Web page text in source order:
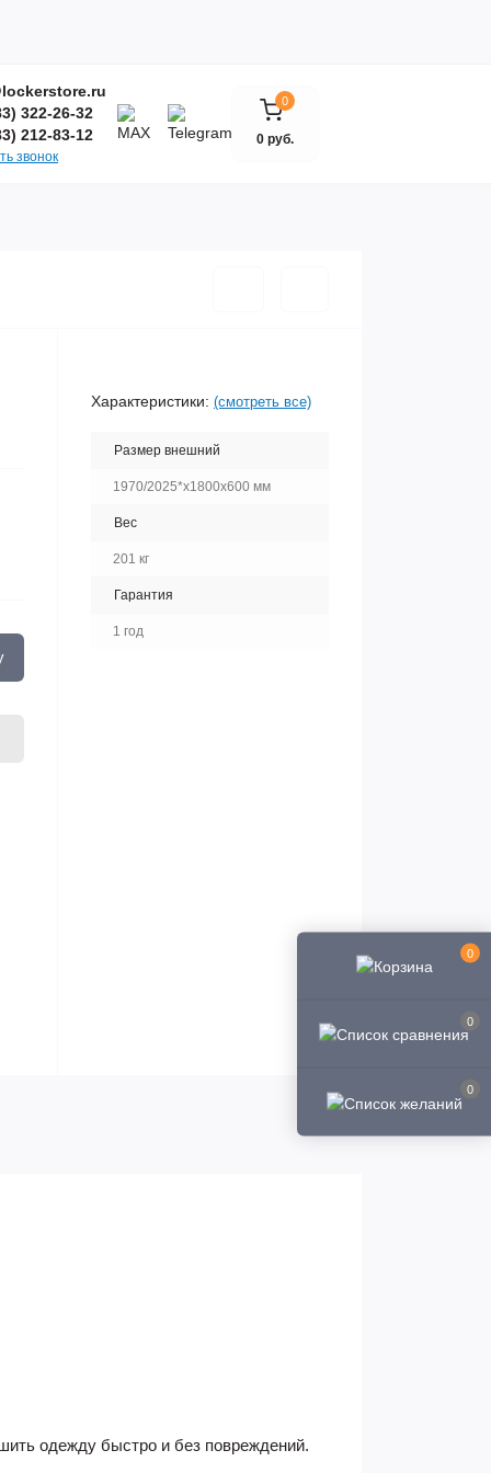
0
0
0
322-26-32
212-83-12
звонок
0
0 руб.
Характеристики: (смотреть все)
Размер внешний
1970/2025*x1800x600 мм
Вес
201 кг
Гарантия
1 год
одежду быстро и без повреждений.